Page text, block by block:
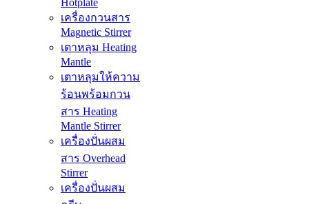
เครื่องกวนสาร
Magnetic Stirrer
เตาหลุม Heating
Mantle
เตาหลุมให้ความ
ร้อนพร้อมกวน
สาร Heating
Mantle Stirrer
เครื่องปั่นผสม
สาร Overhead
Stirrer
เครื่องปั่นผสม